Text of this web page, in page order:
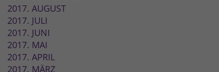
2017. AUGUST
2017. JULI
2017. JUNI
2017. MAI
2017. APRIL
2017. MÄRZ